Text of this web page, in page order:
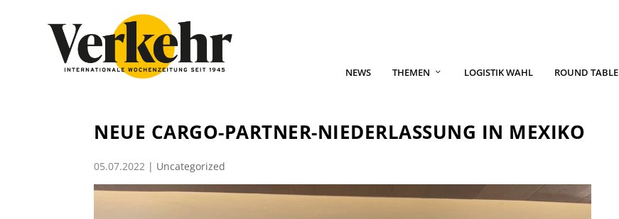
NEWS THEMEN LOGISTIK WAHL ROUND TABLE
NEUE CARGO-PARTNER-NIEDERLASSUNG IN MEXIKO
05.07.2022 | Uncategorized